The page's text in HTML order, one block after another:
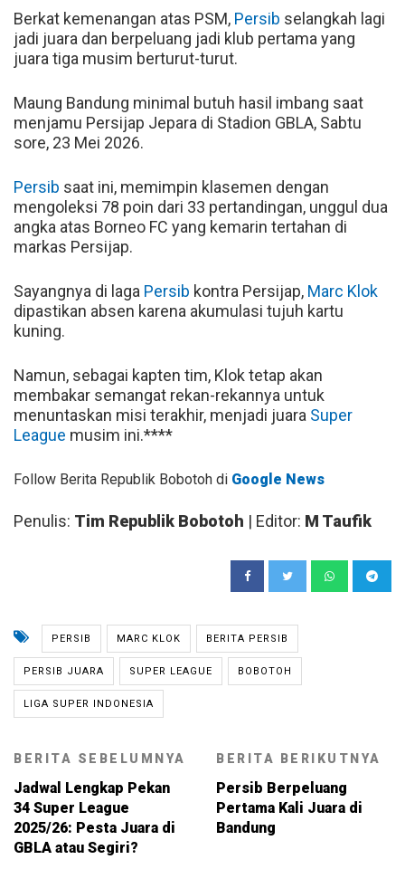
Berkat kemenangan atas PSM, Persib selangkah lagi
jadi juara dan berpeluang jadi klub pertama yang
juara tiga musim berturut-turut.
Maung Bandung minimal butuh hasil imbang saat
menjamu Persijap Jepara di Stadion GBLA, Sabtu
sore, 23 Mei 2026.
Persib saat ini, memimpin klasemen dengan
mengoleksi 78 poin dari 33 pertandingan, unggul dua
angka atas Borneo FC yang kemarin tertahan di
markas Persijap.
Sayangnya di laga Persib kontra Persijap, Marc Klok
dipastikan absen karena akumulasi tujuh kartu
kuning.
Namun, sebagai kapten tim, Klok tetap akan
membakar semangat rekan-rekannya untuk
menuntaskan misi terakhir, menjadi juara Super
League musim ini.****
Follow Berita Republik Bobotoh di Google News
Penulis: Tim Republik Bobotoh | Editor: M Taufik
PERSIB MARC KLOK BERITA PERSIB
PERSIB JUARA SUPER LEAGUE BOBOTOH
LIGA SUPER INDONESIA
BERITA SEBELUMNYA
Jadwal Lengkap Pekan
34 Super League
2025/26: Pesta Juara di
GBLA atau Segiri?
BERITA BERIKUTNYA
Persib Berpeluang
Pertama Kali Juara di
Bandung